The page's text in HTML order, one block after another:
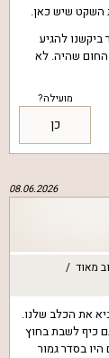
השקט שיש כאן.
להגיע
החום שהיה. לא
מועילה?
כן
08.06.2026
מאוד
את הכלב שלנו.
כיף לשבת בחוץ
בסדר גמור